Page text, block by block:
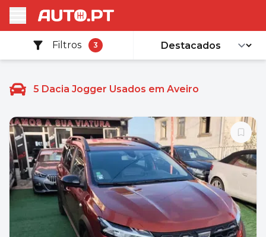
Filtros 3
5 Dacia Jogger Usados em Aveiro